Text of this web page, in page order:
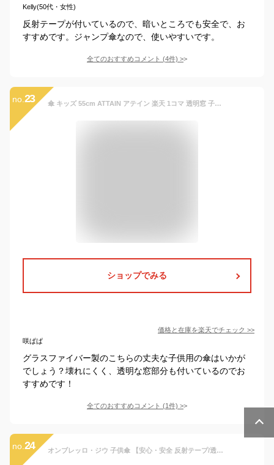
Kelly(50代・女性)
反射テープが付いているので、暗いところでも安全で、お
すすめです。ジャンプ傘なので、使いやすいです。
全てのおすすめコメント (4件) >
no. 23 傘 キッズ 55cm ATTAIN アテイン 楽天 1コマ 透明窓 子供用 こども グラスファイバー骨 ジャンプ傘 子ども 丈夫 壊れにくい おしゃれ かわいい 軽い 軽量 小学校 高学年 小学生 通学 安全窓 ビニール窓 子供傘 かさ カサ アンブレラ ウェザー 星 スター uppna
ショップでみる
価格と在庫を楽天でチェック >>
咲ぱぱ
グラスファイバー製のこちらの丈夫な子供用の傘はいかが
でしょう？壊れにくく、透明な窓部分も付いているのでお
すすめです！
全てのおすすめコメント (1件) >
no. 24 オンブレッロ・ジウ 子供傘 【安心・安全 反射テープ/透明窓付】 ジャンプ傘 55cm 8本骨 グラスファイバー骨 無地 SC-4051-ネイビー